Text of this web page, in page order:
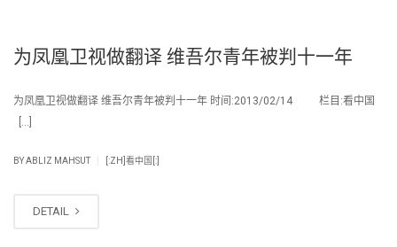
为凤凰卫视做翻译 维吾尔青年被判十一年
为凤凰卫视做翻译 维吾尔青年被判十一年 时间:2013/02/14 栏目:看中国
[…]
BYABLIZ MAHSUT [:ZH]看中国[:]
DETAIL